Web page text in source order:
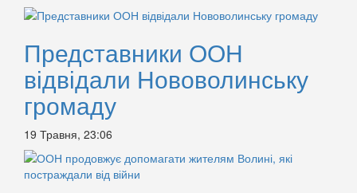
Представники ООН
відвідали Нововолинську
громаду
19 Травня, 23:06